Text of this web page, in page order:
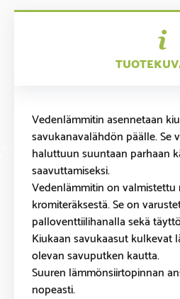
Vedenlämmitin asennetaan
savukanavalähdön päälle. Se
haluttuun suuntaan parhaan
saavuttamiseksi.
Vedenlämmitin on
kromiteräksestä. Se on
palloventtiilihanalla sekä
Kiukaan savukaasut kulkevat
olevan savuputken kautta.
Suuren lämmönsiirtopinnan
nopeasti.